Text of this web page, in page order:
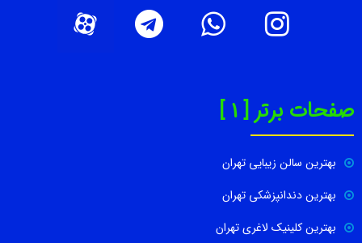
صفحات برتر [ 1 ]
بهترین سالن زیبایی تهران
بهترین دندانپزشکی تهران
بهترین کلینیک لاغری تهران